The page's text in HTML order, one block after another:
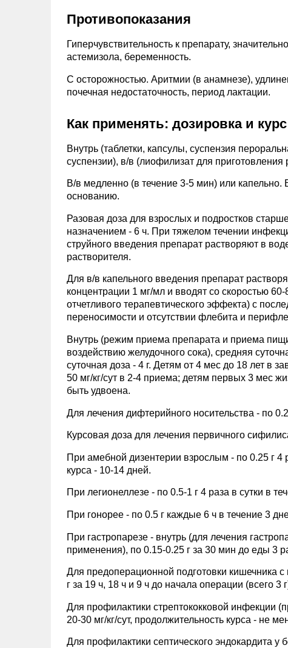
Противопоказания
Гиперчувствительность к препарату,
астемизола, беременность.
C осторожностью. Аритмии (в анамнезе),
почечная недостаточность, период лактации.
Как применять: дозировка и
Внутрь (таблетки, капсулы, суспензия
суспензии), в/в (лиофилизат для
В/в медленно (в течение 3-5 мин) или
основанию.
Разовая доза для взрослых и подростков
назначением - 6 ч. При тяжелом течении
струйного введения препарат растворяют в
растворителя.
Для в/в капельного введения препарат
концентрации 1 мг/мл и вводят со скоростью
отчетливого терапевтического эффекта) с
переносимости и отсутствии флебита и
Внутрь (режим приема препарата и приема
воздействию желудочного сока), средняя
суточная доза - 4 г. Детям от 4 мес до 18 лет в
50 мг/кг/сут в 2-4 приема; детям первых 3 мес
быть удвоена.
Для лечения дифтерийного носительства - по
Курсовая доза для лечения первичного
При амебной дизентерии взрослым - по 0.25 г 4
курса - 10-14 дней.
При легионеллезе - по 0.5-1 г 4 раза в сутки в
При гонорее - по 0.5 г каждые 6 ч в течение 3
При гастропарезе - внутрь (для лечения
применения), по 0.15-0.25 г за 30 мин до еды 3
Для предоперационной подготовки кишечника
г за 19 ч, 18 ч и 9 ч до начала операции (всего 3
Для профилактики стрептококковой инфекции
20-30 мг/кг/сут, продолжительность курса - не
Для профилактики септического эндокардита у